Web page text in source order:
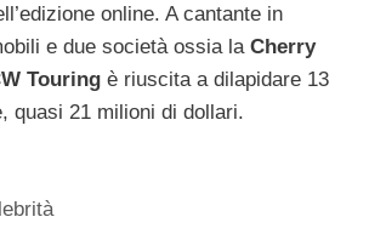
online. A cantante in
e due società ossia la Cherry
Touring è riuscita a dilapidare 13
quasi 21 milioni di dollari.